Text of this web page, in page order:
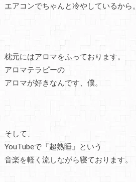
エアコンでちゃんと冷やしているから。
枕元にはアロマをふっております。
アロマテラピーの
アロマが好きなんです、僕。
そして、
YouTubeで『超熟睡』という
音楽を軽く流しながら寝ております。